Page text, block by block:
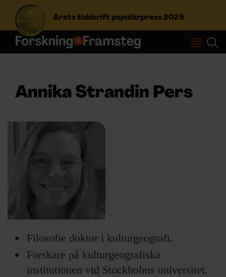
Årets tidskrift populärpress 2025
S
f
:
Logga in
NYHETSBREV
LYSSNA/PODD
Annika Strandin Pers
Filosofie doktor i kulturgeografi.
Forskare på kulturgeografiska
institutionen vid Stockholms universitet.